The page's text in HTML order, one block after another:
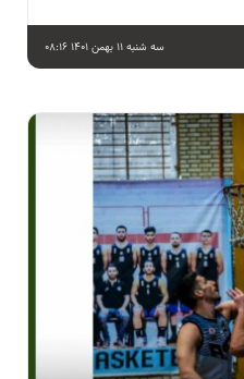
سه شنبه 11 بهمن 1401 08:16